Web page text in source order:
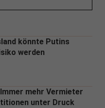
könnte Putins
werden
mehr Vermieter
unter Druck